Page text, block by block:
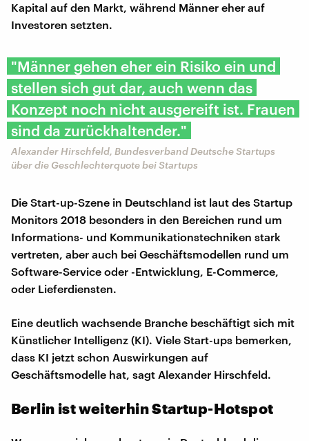
Kapital auf den Markt, während Männer eher auf
Investoren setzten.
"Männer gehen eher ein Risiko ein und
stellen sich gut dar, auch wenn das
Konzept noch nicht ausgereift ist. Frauen
sind da zurückhaltender."
Alexander Hirschfeld, Bundesverband Deutsche Startups
über die Geschlechterquote bei Startups
Die Start-up-Szene in Deutschland ist laut des Startup
Monitors 2018 besonders in den Bereichen rund um
Informations- und Kommunikationstechniken stark
vertreten, aber auch bei Geschäftsmodellen rund um
Software-Service oder -Entwicklung, E-Commerce,
oder Lieferdiensten.
Eine deutlich wachsende Branche beschäftigt sich mit
Künstlicher Intelligenz (KI). Viele Start-ups bemerken,
dass KI jetzt schon Auswirkungen auf
Geschäftsmodelle hat, sagt Alexander Hirschfeld.
Berlin ist weiterhin Startup-Hotspot